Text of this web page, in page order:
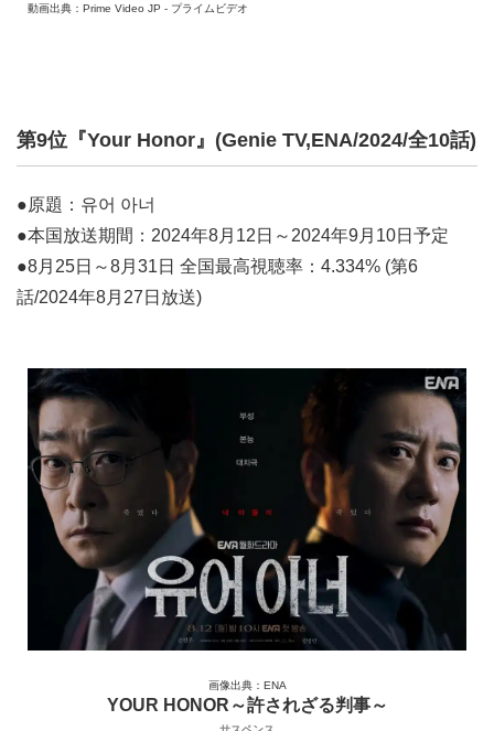
動画出典：Prime Video JP - プライムビデオ
第9位『Your Honor』(Genie TV,ENA/2024/全10話)
●原題：유어 아너
●本国放送期間：2024年8月12日～2024年9月10日予定
●8月25日～8月31日 全国最高視聴率：4.334% (第6
話/2024年8月27日放送)
画像出典：ENA
YOUR HONOR～許されざる判事～